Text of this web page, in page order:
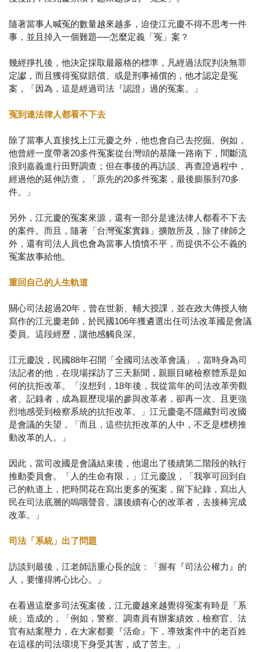
隨著當事人喊冤的數量越來越多，迫使江元慶不得不思考一件
事，並且掉入一個難題──怎麼定義「冤」案？
幾經掙扎後，他決定採取最嚴格的標準，凡經過法院判決無罪
定讞，而且獲得冤獄賠償、或是刑事補償的，他才認定是冤
案，「因為，這是經過司法『認證』過的冤案。」
冤到連法律人都看不下去
除了當事人直接找上江元慶之外，他也會自己去挖掘。例如，
他曾經一度帶著20多件冤案從台灣頭的基隆一路南下，間斷流
浪到嘉義進行田野調查；但在事後的再訪談、再查證過程中，
經過他的延伸訪查，「原先的20多件冤案，最後膨脹到70多
件。」
另外，江元慶的冤案來源，還有一部分是連法律人都看不下去
的案件。而且，隨著「台灣冤案實錄」擴散所及，除了律師之
外，還有司法人員也會為當事人憤憤不平，而提供不公不義的
冤案故事給他。
重回自己的人生軌道
關心司法超過20年，曾在世新、輔大授課，並在政大傳授人物
寫作的江元慶老師，於民國106年獲遴選出任司法改革國是會議
委員。這段經歷，讓他感觸良深。
江元慶說，民國88年召開「全國司法改革會議」，當時身為司
法記者的他，在現場採訪了三天新聞，親眼目睹檢察體系是如
何的抗拒改革。「沒想到，18年後，我從當年的司法改革旁觀
者、記錄者，成為親歷現場的參與改革者，卻再一次、且更強
烈地感受到檢察系統的抗拒改革。」江元慶毫不隱藏對司改國
是會議的失望，「而且，這些抗拒改革的人中，不乏是標榜推
動改革的人。」
因此，當司改國是會議結束後，他退出了後續第二階段的執行
推動委員會。「人的生命有限，」江元慶說，「我寧可回到自
己的軌道上，把時間花在寫出更多的冤案，留下紀錄，寫出人
民在司法底層的嗚咽聲音。讓後續有心的改革者，去接棒完成
改革。」
司法「系統」出了問題
訪談到最後，江老師語重心長的說：「握有『司法公權力』的
人，要懂得將心比心。」
在看過這麼多司法冤案後，江元慶越來越覺得冤案有時是「系
統」造成的，「例如，警察、調查員有辦案績效，檢察官、法
官有結案壓力，在大家都要『活命』下，導致案件中的老百姓
在這樣的司法環境下身受其害，成了苦主。」